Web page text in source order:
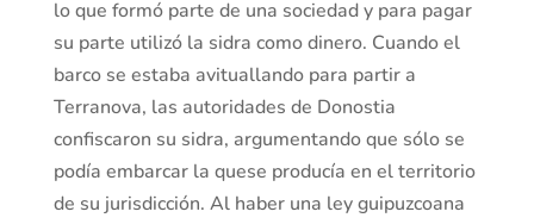
lo que formó parte de una sociedad y para pagar
su parte utilizó la sidra como dinero. Cuando el
barco se estaba avituallando para partir a
Terranova, las autoridades de Donostia
confiscaron su sidra, argumentando que sólo se
podía embarcar la quese producía en el territorio
de su jurisdicción. Al haber una ley guipuzcoana